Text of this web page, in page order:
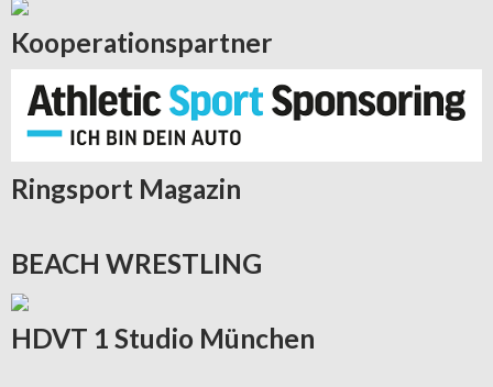
Kooperationspartner
Ringsport Magazin
BEACH WRESTLING
HDVT 1 Studio München